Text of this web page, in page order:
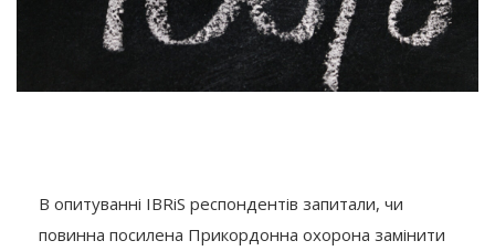
В опитуванні IBRiS респондентів запитали, чи
повинна посилена Прикордонна охорона замінити